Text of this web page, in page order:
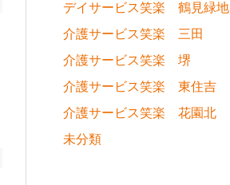
デイサービス笑楽 鶴見緑地
介護サービス笑楽 三田
介護サービス笑楽 堺
介護サービス笑楽 東住吉
介護サービス笑楽 花園北
未分類